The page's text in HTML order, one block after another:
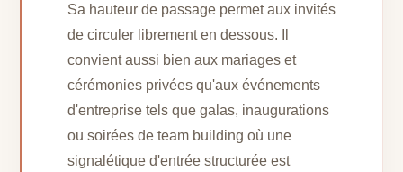
Sa hauteur de passage permet aux invités
de circuler librement en dessous. Il
convient aussi bien aux mariages et
cérémonies privées qu'aux événements
d'entreprise tels que galas, inaugurations
ou soirées de team building où une
signalétique d'entrée structurée est